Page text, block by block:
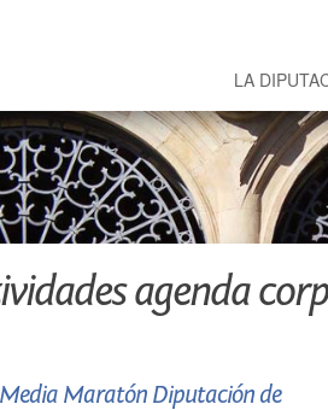
LA
agenda
Maratón Diputación de